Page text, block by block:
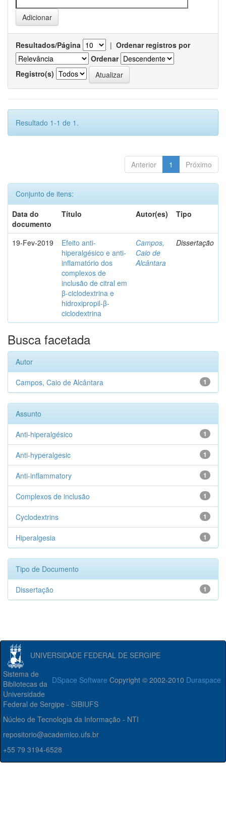
Resultados/Página | Ordenar registros por
Ordenar
Registro(s)
Resultado 1-1 de 1.
Anterior 1 Próximo
Conjunto de itens:
Data do
documento
Título Autor(es) Tipo
19-Fev-2019
Efeito anti-
hiperalgésico e anti-
inflamatório dos
complexos de
inclusão de citral em
β-ciclodextrina e
hidroxipropil-β-
ciclodextrina
Campos,
Caio de
Alcântara
Dissertação
Busca facetada
Autor
1
Campos, Caio de Alcântara
Assunto
1
Anti-hiperalgésico
1
Anti-hyperalgesic
1
Anti-inflammatory
1
Complexos de inclusão
1
Cyclodextrins
1
Hiperalgesia
Tipo de Documento
1
Dissertação
UNIVERSIDADE FEDERAL DE SERGIPE
DSpace Software Copyright © 2002-2010 Duraspace
Sistema de
Bibliotecas da
Universidade
Federal de Sergipe - SIBIUFS
Núcleo de Tecnologia da Informação - NTI
repositorio@academico.ufs.br
+55 79 3194-6528